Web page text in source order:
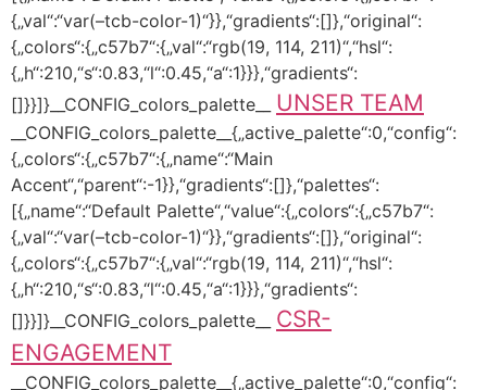
{„val“:“var(–tcb-color-1)“}},“gradients“:[]},“original“:
{„colors“:{„c57b7“:{„val“:“rgb(19, 114, 211)“,“hsl“:
{„h“:210,“s“:0.83,“l“:0.45,“a“:1}}},“gradients“:
[]}}]}__CONFIG_colors_palette__ UNSER TEAM
__CONFIG_colors_palette__{„active_palette“:0,“config“:
{„colors“:{„c57b7“:{„name“:“Main
Accent“,“parent“:-1}},“gradients“:[]},“palettes“:
[{„name“:“Default Palette“,“value“:{„colors“:{„c57b7“:
{„val“:“var(–tcb-color-1)“}},“gradients“:[]},“original“:
{„colors“:{„c57b7“:{„val“:“rgb(19, 114, 211)“,“hsl“:
{„h“:210,“s“:0.83,“l“:0.45,“a“:1}}},“gradients“:
[]}}]}__CONFIG_colors_palette__ CSR-
ENGAGEMENT
__CONFIG_colors_palette__{„active_palette“:0,“config“: